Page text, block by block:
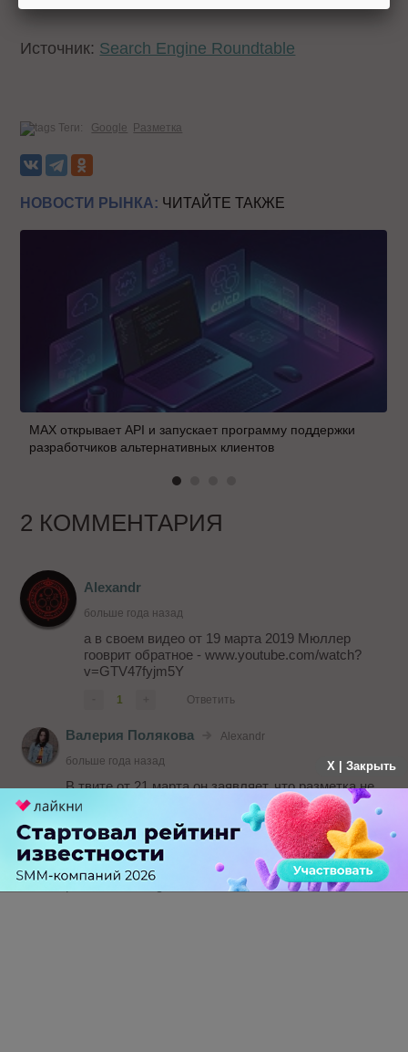
Источник: Search Engine Roundtable
Теги: Google Разметка
НОВОСТИ РЫНКА: ЧИТАЙТЕ ТАКЖЕ
MAX открывает API и запускает программу поддержки
разработчиков альтернативных клиентов
2 КОММЕНТАРИЯ
Alexandr
больше года назад
а в своем видео от 19 марта 2019 Мюллер
гооврит обратное - www.youtube.com/watch?
v=GTV47fyjm5Y
1 Ответить
Валерия Полякова
Alexandr
больше года назад
В твите от 21 марта он заявляет, что разметка не
используется twitter.com/JohnMu/status/110871748
ref_src=twsrc%5Etfw%7Ctwcamp%5Etweetembed%
7Ctwterm%5E1108717486424363009&ref_url=https%
3A%2F%2Fwww.seroundtable.com%2Fgoogle-rel-
prev-next-change-27295.html
X | Закрыть